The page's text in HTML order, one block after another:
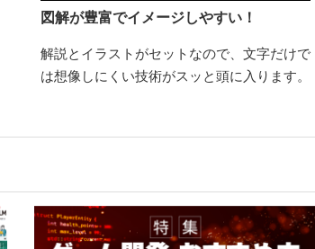
図解が豊富でイメージしやすい！
解説とイラストがセットなので、文字だけで
は想像しにくい技術がスッと頭に入ります。